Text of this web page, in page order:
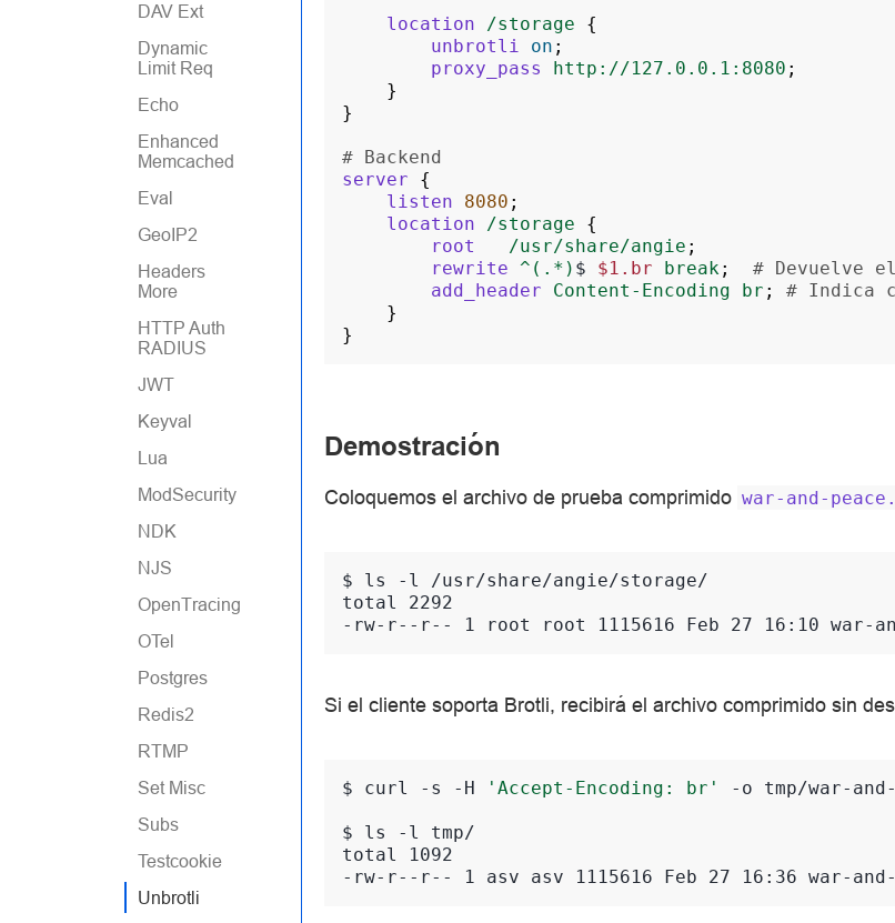
DAV Ext
Dynamic
Limit Req
Echo
Enhanced
Memcached
Eval
GeoIP2
Headers
More
HTTP Auth
RADIUS
JWT
Keyval
Lua
ModSecurity
NDK
NJS
OpenTracing
OTel
Postgres
Redis2
RTMP
Set Misc
Subs
Testcookie
Unbrotli
location /storage
{
unbrotli
on ;
proxy_pass
http://127.0.0.1:8080 ;
}
}
# Backend
server
{
listen
8080 ;
location
/storage
{
root
/usr/share/angie ;
rewrite ^(.*) $ $1.br break ;
# Devuelve
add_header
Content-Encoding br ;
# Indica
}
}
Demostración
Coloquemos el archivo de prueba comprimido war-and-
$ ls -l
total 2292
-rw-r--r-- 1 root root 1115616 Feb 27 16:10 war-
Si el cliente soporta Brotli, recibirá el archivo comprimido sin
$ curl -s -H 'Accept-Encoding: br' -o tmp/war-
$ ls -l
total 1092
-rw-r--r-- 1 asv asv 1115616 Feb 27 16:36 war-